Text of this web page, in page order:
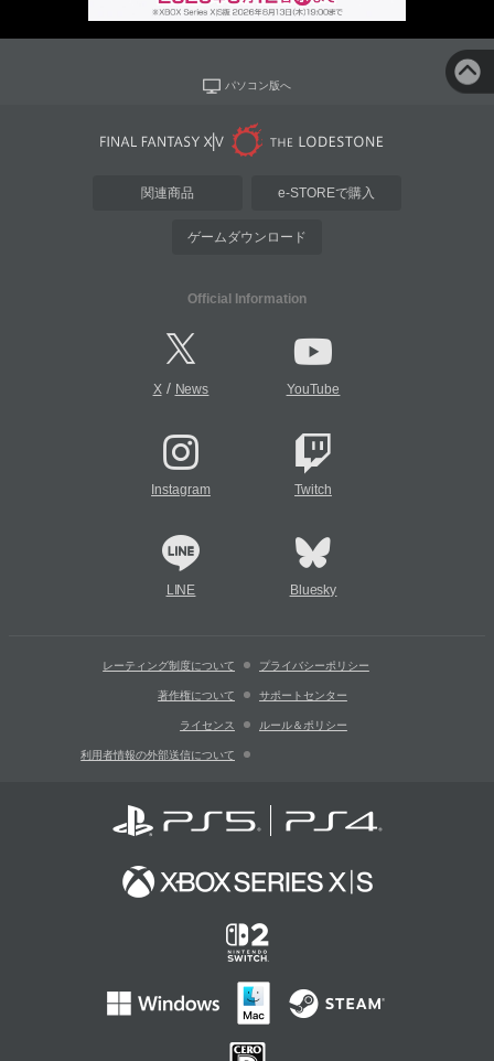
パソコン版へ
関連商品 e-STOREで購入
ゲームダウンロード
Official Information
X/ News YouTube
Instagram Twitch
LINE Bluesky
レーティング制度について プライバシーポリシー
著作権について サポートセンター
ライセンス ルール＆ポリシー
利用者情報の外部送信について